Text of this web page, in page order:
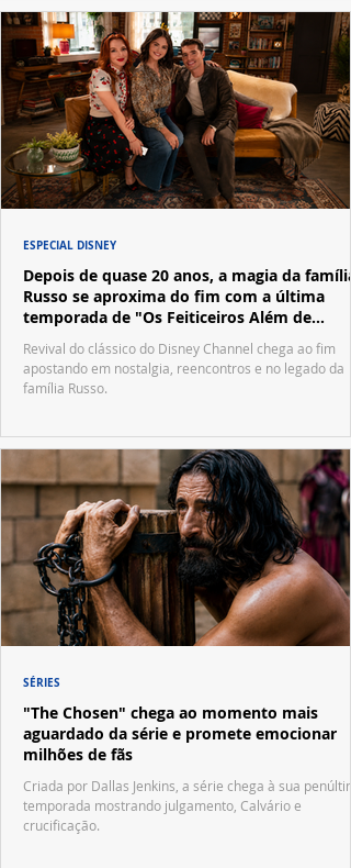
Depois de quase 20 anos, a magia da família
Russo se aproxima do fim com a última
temporada de "Os Feiticeiros Além de
Waverly Place"
Revival do clássico do Disney Channel chega ao fim
apostando em nostalgia, reencontros e no legado da
família Russo.
ESPECIAL DISNEY
"The Chosen" chega ao momento mais
aguardado da série e promete emocionar
milhões de fãs
Criada por Dallas Jenkins, a série chega à sua
temporada mostrando julgamento, Calvário e
crucificação.
SÉRIES